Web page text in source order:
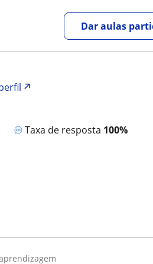
Dar aulas
Taxa de resposta 100%